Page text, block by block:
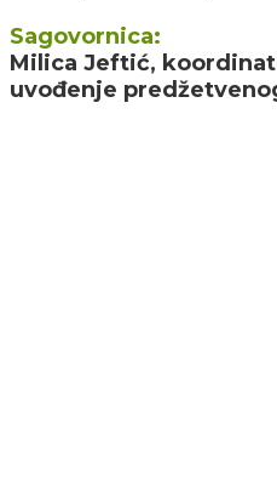
Sagovornica:
Milica Jeftić,
uvođenje